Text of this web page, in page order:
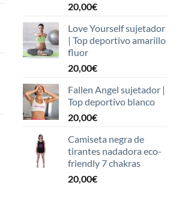
20,00€
Love Yourself sujetador
| Top deportivo amarillo
fluor
20,00€
Fallen Angel sujetador |
Top deportivo blanco
20,00€
Camiseta negra de
tirantes nadadora eco-
friendly 7 chakras
20,00€